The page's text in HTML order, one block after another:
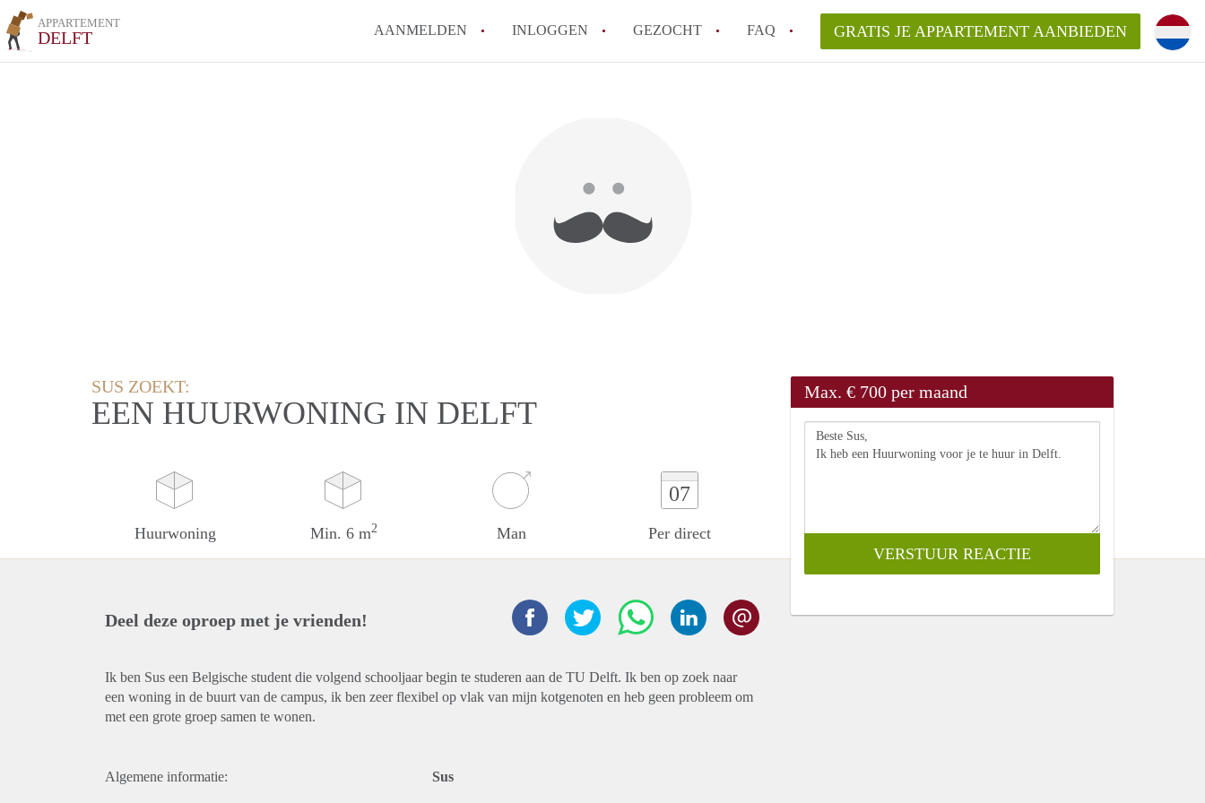
APPARTEMENT
DELFT AANMELDEN INLOGGEN GEZOCHT FAQ
Wat is de privacyverklaring van AppartementDelft?
Berekent AppartementDelft makelaarsvergoeding/bemiddelingsvergoeding?
Alle veelgestelde vragen
GRATIS JE APPARTEMENT AANBIEDEN
SUS ZOEKT:
EEN HUURWONING IN DELFT
Huurwoning Min. 6 m2 Man
07
Per direct
Max. € 700 per maand
Deel deze oproep met je vrienden!
Ik ben Sus een Belgische student die volgend schooljaar begin te studeren aan de TU Delft. Ik ben op zoek naar
een woning in de buurt van de campus, ik ben zeer flexibel op vlak van mijn kotgenoten en heb geen probleem om
met een grote groep samen te wonen.
Algemene informatie: Sus